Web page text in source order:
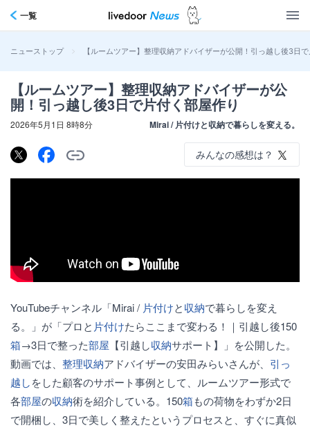
一覧
ニューストップ > 【ルームツアー】整理収納アドバイザーが公開！引っ越し後3日
【ルームツアー】整理収納アドバイザーが公
開！引っ越し後3日で片付く部屋作り
2026年5月1日 8時8分 Mirai / 片付けと収納で暮らしを変える。
みんなの感想は？
YouTubeチャンネル「Mirai / 片付けと収納で暮らしを変え
る。」が「プロと 片付けたらここまで変わる！｜引越し後150
箱→3日で整った部屋 【引越し収納サポート】」を公開した。
動画では、 整理収納アドバイザーの安田みらいさんが、 引っ
越しをした顧客のサポート事例として、ルームツアー形式で
各部屋の収納術を紹介している。150箱もの荷物をわずか2日
で開梱し、3日で美しく整えたというプロセスと、すぐに真似